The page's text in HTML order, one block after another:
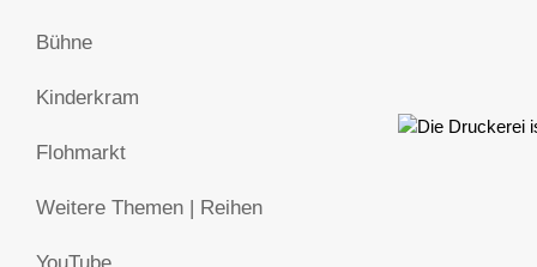
Bühne
Kinderkram
Flohmarkt
Weitere Themen | Reihen